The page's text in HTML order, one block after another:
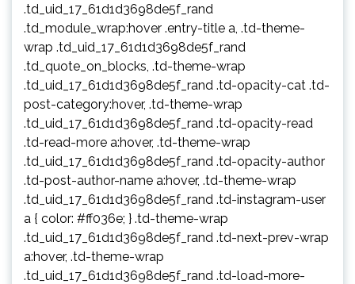
.td_uid_17_61d1d3698de5f_rand
.td_module_wrap:hover .entry-title a, .td-theme-
wrap .td_uid_17_61d1d3698de5f_rand
.td_quote_on_blocks, .td-theme-wrap
.td_uid_17_61d1d3698de5f_rand .td-opacity-cat .td-
post-category:hover, .td-theme-wrap
.td_uid_17_61d1d3698de5f_rand .td-opacity-read
.td-read-more a:hover, .td-theme-wrap
.td_uid_17_61d1d3698de5f_rand .td-opacity-author
.td-post-author-name a:hover, .td-theme-wrap
.td_uid_17_61d1d3698de5f_rand .td-instagram-user
a { color: #ff036e; } .td-theme-wrap
.td_uid_17_61d1d3698de5f_rand .td-next-prev-wrap
a:hover, .td-theme-wrap
.td_uid_17_61d1d3698de5f_rand .td-load-more-